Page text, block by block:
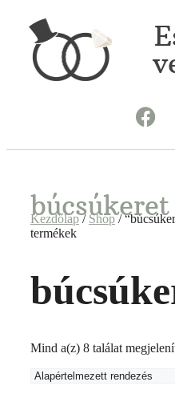
búcsúkeret
Kezdőlap/ Shop/
termékek
Mind a(z) 8 találat